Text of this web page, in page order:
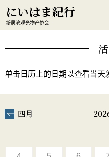
にいはま紀行
新居滨观光物产协会
单击日历上的日期以查看当天
四月